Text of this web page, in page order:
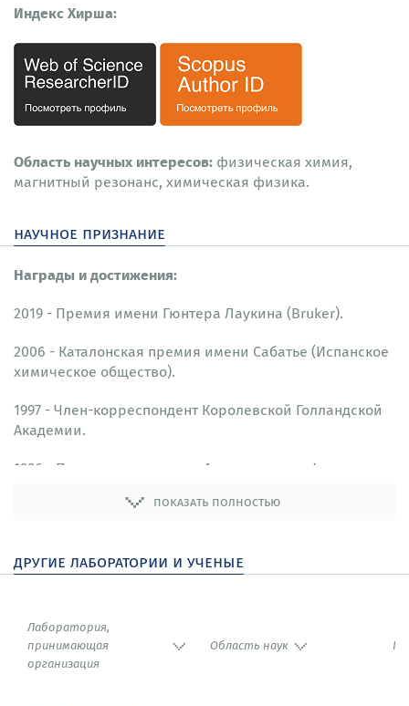
Индекс Хирша:
Область научных интересов: физическая химия,
магнитный резонанс, химическая физика.
научное признание
Награды и достижения:
2019 - Премия имени Гюнтера Лаукина (Bruker).
2006 - Каталонская премия имени Сабатье (Испанское
химическое общество).
1997 - Член-корреспондент Королевской Голландской
Академии.
1996 - Почетное членство в Американском физическом
показать полностью
другие лаборатории и ученые
Лаборатория,
принимающая
организация
Область наук